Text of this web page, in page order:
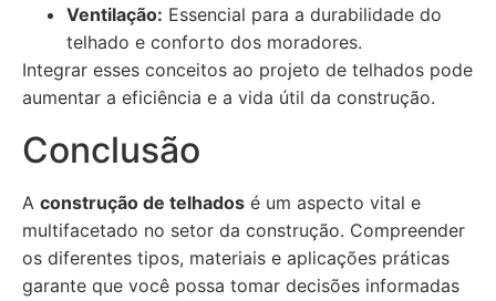
Ventilação: Essencial para a durabilidade do
telhado e conforto dos moradores.
Integrar esses conceitos ao projeto de telhados pode
aumentar a eficiência e a vida útil da construção.
Conclusão
A construção de telhados é um aspecto vital e
multifacetado no setor da construção. Compreender
os diferentes tipos, materiais e aplicações práticas
garante que você possa tomar decisões informadas